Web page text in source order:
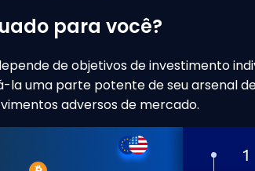
para você?
de objetivos de investimento
uma parte potente de seu arsenal
adversos de mercado.